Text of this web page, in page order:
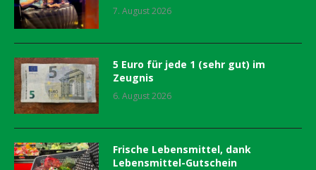
7. August 2026
5 Euro für jede 1 (sehr gut) im
Zeugnis
6. August 2026
Frische Lebensmittel, dank
Lebensmittel-Gutschein